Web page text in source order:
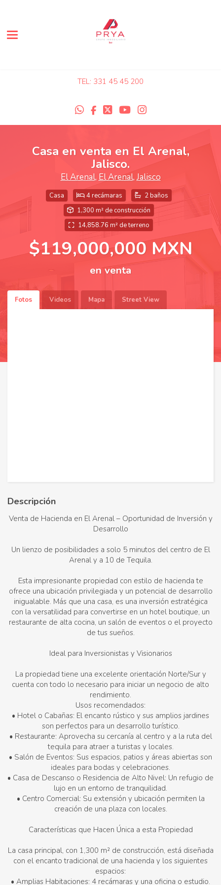
Toggle navigation
TEL: 331 45 45 200
Casa en venta en El Arenal,
Jalisco.
El Arenal, El Arenal, Jalisco
Casa 4 recámaras
2 baños
1,300 m² de construcción
14,858.76 m² de terreno
$119,000,000 MXN
en venta
Fotos Videos Mapa Street View
Descripción
Venta de Hacienda en El Arenal – Oportunidad de Inversión y
Desarrollo
Un lienzo de posibilidades a solo 5 minutos del centro de El
Arenal y a 10 de Tequila.
Esta impresionante propiedad con estilo de hacienda te
ofrece una ubicación privilegiada y un potencial de desarrollo
inigualable. Más que una casa, es una inversión estratégica
con la versatilidad para convertirse en un hotel boutique, un
restaurante de alta cocina, un salón de eventos o el proyecto
de tus sueños.
Ideal para Inversionistas y Visionarios
La propiedad tiene una excelente orientación Norte/Sur y
cuenta con todo lo necesario para iniciar un negocio de alto
rendimiento.
Usos recomendados:
• Hotel o Cabañas: El encanto rústico y sus amplios jardines
son perfectos para un desarrollo turístico.
• Restaurante: Aprovecha su cercanía al centro y a la ruta del
tequila para atraer a turistas y locales.
• Salón de Eventos: Sus espacios, patios y áreas abiertas son
ideales para bodas y celebraciones.
• Casa de Descanso o Residencia de Alto Nivel: Un refugio de
lujo en un entorno de tranquilidad.
• Centro Comercial: Su extensión y ubicación permiten la
creación de una plaza con locales.
Características que Hacen Única a esta Propiedad
La casa principal, con 1,300 m² de construcción, está diseñada
con el encanto tradicional de una hacienda y los siguientes
espacios:
• Amplias Habitaciones: 4 recámaras y una oficina o estudio.